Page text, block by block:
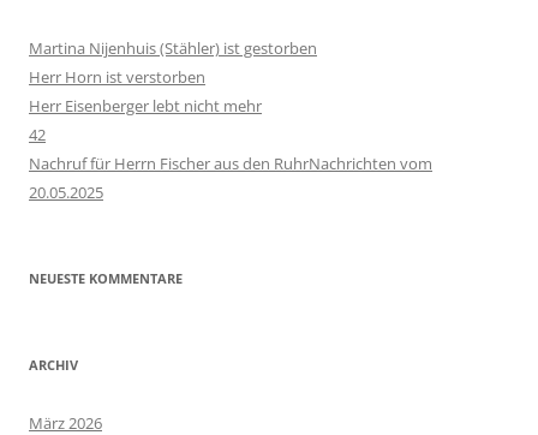
Martina Nijenhuis (Stähler) ist gestorben
Herr Horn ist verstorben
Herr Eisenberger lebt nicht mehr
42
Nachruf für Herrn Fischer aus den RuhrNachrichten vom
20.05.2025
NEUESTE KOMMENTARE
ARCHIV
März 2026